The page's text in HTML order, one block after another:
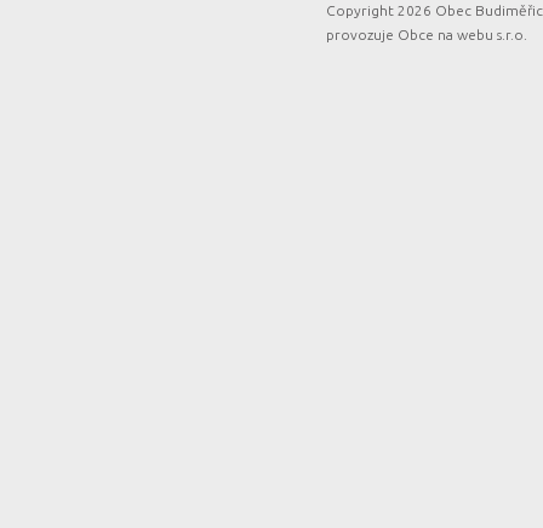
Copyright 2026 Obec
provozuje Obce na webu s.r.o.